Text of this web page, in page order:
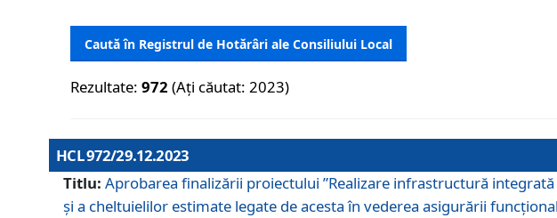
Caută în Registrul de Hotărâri ale Consiliului Local
Rezultate:972 (Ați căutat: 2023)
HCL 972/29.12.2023
Titlu: Aprobarea finalizării proiectului ”Realizare infrastructură
și a cheltuielilor estimate legate de acesta în vederea asigurării